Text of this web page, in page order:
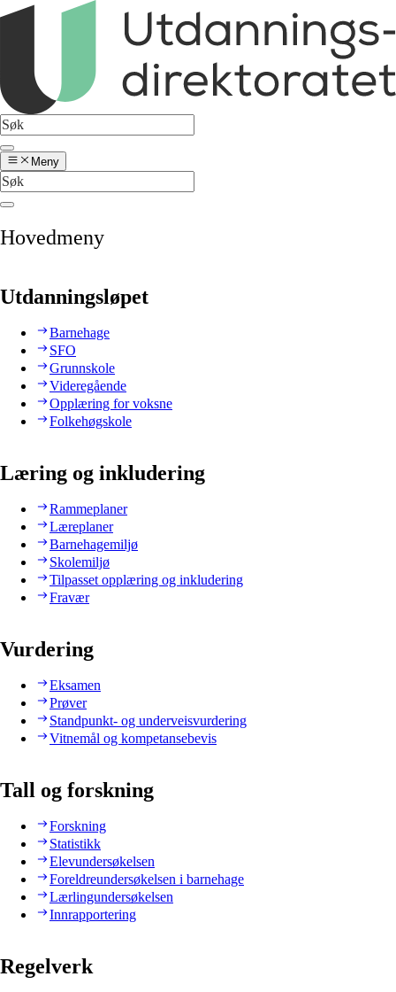
Meny
Hovedmeny
Utdanningsløpet
Barnehage
SFO
Grunnskole
Videregående
Opplæring for voksne
Folkehøgskole
Læring og inkludering
Rammeplaner
Læreplaner
Barnehagemiljø
Skolemiljø
Tilpasset opplæring og inkludering
Fravær
Vurdering
Eksamen
Prøver
Standpunkt- og underveisvurdering
Vitnemål og kompetansebevis
Tall og forskning
Forskning
Statistikk
Elevundersøkelsen
Foreldreundersøkelsen i barnehage
Lærlingundersøkelsen
Innrapportering
Regelverk